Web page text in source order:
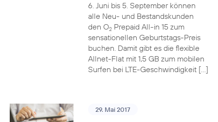
6. Juni bis 5. September können
alle Neu- und Bestandskunden
den O2Prepaid All-in 15 zum
sensationellen Geburtstags-Preis
buchen. Damit gibt es die flexible
Allnet-Flat mit 1,5 GB zum mobilen
Surfen bei LTE-Geschwindigkeit […]
29. Mai 2017